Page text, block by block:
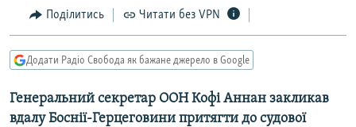
УКРАЇНА
СВІТ
СХЕМИ
КИТАЙ.ВИКЛИКИ
ФОТО
Поділитись Читати без VPN
Додати Радіо Свобода як бажане джерело в Google
Генеральний секретар ООН Кофі Аннан закликав
вдалу Боснії-Герцеговини притягти до судової